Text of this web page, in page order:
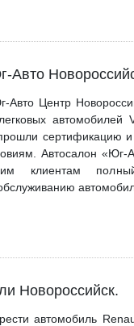
Авто
Авто Центр
автомобилей
сертификацию
Автосалон «Юг-
клиентам
Новороссийск.
автомобиль